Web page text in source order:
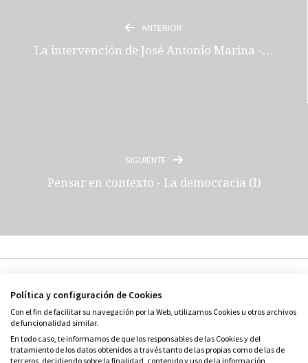
ANTERIOR
La intervención de José Antonio Marina -…
SIGUIENTE
Pensar en contexto - La democracia (I)
© Grupo SM
Política y configuración de Cookies
Con el fin de facilitar su navegación por la Web, utilizamos Cookies u otros archivos
de funcionalidad similar.
En todo caso, te informamos de que los responsables de las Cookies y del
tratamiento de los datos obtenidos a través tanto de las propias como de las de
terceros, decidiendo sobre la finalidad, contenido y uso de la información